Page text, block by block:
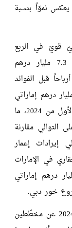
النصف الأول من 2024، ما يعكس نموّاً بنسبة
قويّ في الربع
الثاني من 2024، حيث بلغت الإيرادات 7.3 مليار درهم
أرباحاً قبل الفوائد
والاستهلاك والإهلاك بقيمة 3.4 مليار درهم إماراتي
(925 مليون دولار أمريكي) خلال النصف الأول من 2024، ما
بنسبة 65% و47% على التوالي مقارنة
بلغ إجمالي إيرادات إعمار
في الإمارات
الأول من 2024 نحو 9 مليار درهم إماراتي
كما كشفت إعمار خلال النصف الأول من 2024 عن مخطّطين